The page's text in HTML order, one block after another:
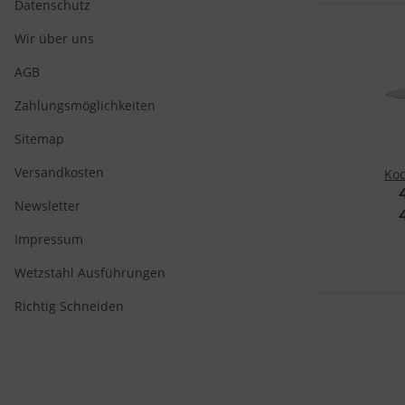
Datenschutz
Wir über uns
AGB
Zahlungsmöglichkeiten
Sitemap
Versandkosten
Newsletter
Impressum
Wetzstahl Ausführungen
Richtig Schneiden